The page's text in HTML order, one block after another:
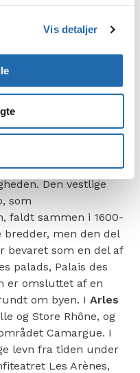
Vis detaljer
som Frankrigs
Rhône og dens
udgangspunkt for et
passagererne op
tegltage. Fra Lyon
solsikkemarker
broen i
eller i hvert fald
Den vestlige
som
faldt sammen i 1600-
bredder, men den del
bevaret som en del af
palads, Palais des
er omsluttet af en
om byen. I Arles
og Store Rhône, og
Camargue. I
levn fra tiden under
Les Arènes,